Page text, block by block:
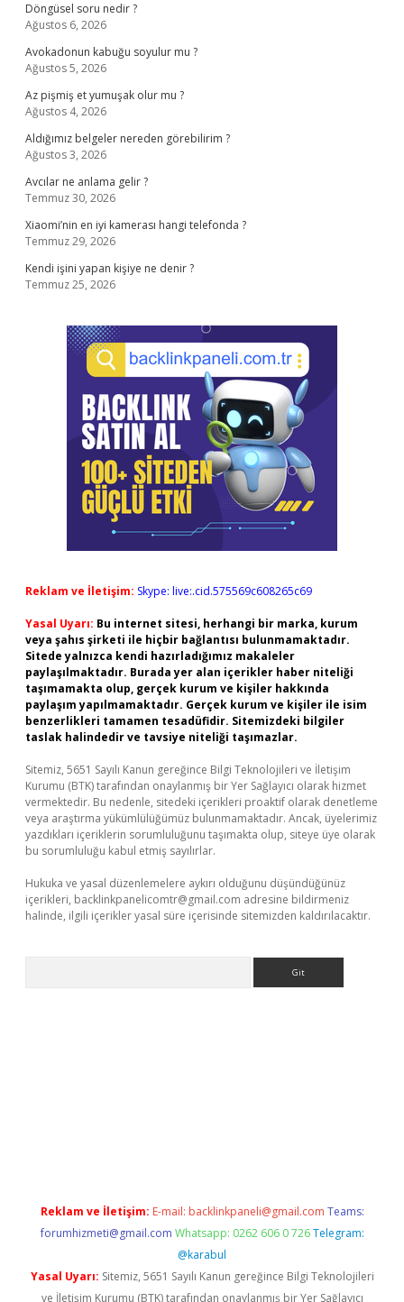
Döngüsel soru nedir ?
Ağustos 6, 2026
Avokadonun kabuğu soyulur mu ?
Ağustos 5, 2026
Az pişmiş et yumuşak olur mu ?
Ağustos 4, 2026
Aldığımız belgeler nereden görebilirim ?
Ağustos 3, 2026
Avcılar ne anlama gelir ?
Temmuz 30, 2026
Xiaomi’nin en iyi kamerası hangi telefonda ?
Temmuz 29, 2026
Kendi işini yapan kişiye ne denir ?
Temmuz 25, 2026
Reklam ve İletişim: Skype: live:.cid.575569c608265c69
Yasal Uyarı: Bu internet sitesi, herhangi bir marka, kurum
veya şahıs şirketi ile hiçbir bağlantısı bulunmamaktadır.
Sitede yalnızca kendi hazırladığımız makaleler
paylaşılmaktadır. Burada yer alan içerikler haber niteliği
taşımamakta olup, gerçek kurum ve kişiler hakkında
paylaşım yapılmamaktadır. Gerçek kurum ve kişiler ile isim
benzerlikleri tamamen tesadüfidir. Sitemizdeki bilgiler
taslak halindedir ve tavsiye niteliği taşımazlar.
Sitemiz, 5651 Sayılı Kanun gereğince Bilgi Teknolojileri ve İletişim
Kurumu (BTK) tarafından onaylanmış bir Yer Sağlayıcı olarak hizmet
vermektedir. Bu nedenle, sitedeki içerikleri proaktif olarak denetleme
veya araştırma yükümlülüğümüz bulunmamaktadır. Ancak, üyelerimiz
yazdıkları içeriklerin sorumluluğunu taşımakta olup, siteye üye olarak
bu sorumluluğu kabul etmiş sayılırlar.
Hukuka ve yasal düzenlemelere aykırı olduğunu düşündüğünüz
içerikleri, backlinkpanelicomtr@gmail.com adresine bildirmeniz
halinde, ilgili içerikler yasal süre içerisinde sitemizden kaldırılacaktır.
Reklam ve İletişim: E-mail: backlinkpaneli@gmail.com Teams:
forumhizmeti@gmail.com Whatsapp: 0262 606 0 726 Telegram:
@karabul
Yasal Uyarı: Sitemiz, 5651 Sayılı Kanun gereğince Bilgi Teknolojileri
ve İletişim Kurumu (BTK) tarafından onaylanmış bir Yer Sağlayıcı